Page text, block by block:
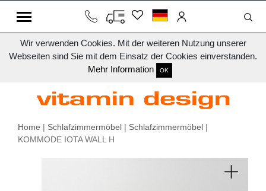
Wir verwenden Cookies. Mit der weiteren Nutzung unserer
Webseiten sind Sie mit dem Einsatz der Cookies einverstanden.
Mehr Information
OK
Home | Schlafzimmermöbel | Schlafzimmermöbel |
KOMMODE IOTA WALL H